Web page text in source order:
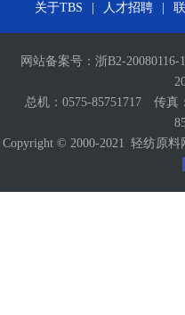
关于TBS 人才招聘
网站备案号： 浙B2-20080116-1
总机：0575-85751717 传真
Copyright © 2000-2021 轻纺原料